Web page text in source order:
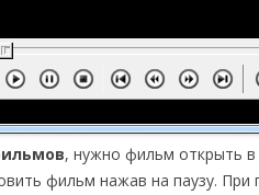
, нужно фильм открыть
фильм нажав на паузу.